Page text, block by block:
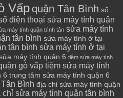
Vấp quận Tân Bình số
điện thoại sửa máy tính quận
máy tính quận bình tân sửa máy tính
tân bình sửa máy tính ở tại
tân bình sửa máy tính ở tại
máy tính quận 6 tiệm sửa máy tính
gò vấp tiệm sửa máy tính
6 trung tâm sửa máy tính quận 6
Bình địa chỉ sửa máy tính quận
chỉ sửa máy tính quận tân bình